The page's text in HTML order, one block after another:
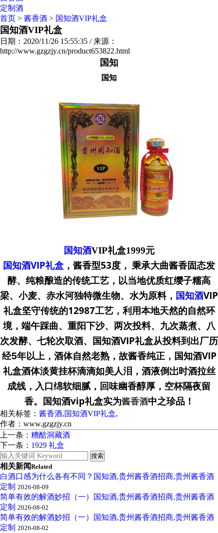
定制酒
首页 > 酱香酒 > 国知酒VIP礼盒
国知酒VIP礼盒
日期：2020/11/26 15:55:35 / 来源：
http://www.gzgzjy.cn/product653822.html
国知
国知
国知酒VIP礼盒1999元
国知酒VIP礼盒 ，酱香型53度， 秉承大曲酱香固态发
酵、纯粮酿造的传统工艺，以当地优质红缨子糯高
梁、小麦、赤水河独特微生物、水为原料， 国知酒VIP
礼盒坚守传统的12987工艺，利用本地天然的自然环
境，端午踩曲、重阳下沙、两次投料、九次蒸煮、八
次发酵、七轮次取酒、 国知酒VIP礼盒从投料到出厂历
经5年以上，酒体自然老熟，故酱香纯正， 国知酒VIP
礼盒酒体淡黄挂杯滴滴如美人泪，酒液倒岀时酒拉丝
成线，入口绵软细腻，回味幽香醇厚， 空杯隔夜留
香。 国知酒vip礼盒实为酱香酒中之珍品！
相关标签： 酱香酒,国知酒VIP礼盒,
作者：www.gzgzjy.cn
上一条： 糟醅洞藏酒
下一条： 1929 礼盒
相关新闻Related
白酒口感为什么各有不同？国知酒,贵州酱香酒招商,贵州酱香酒
定制 2026-08-09
简单有效的解酒妙招（一）国知酒,贵州酱香酒招商,贵州酱香酒
定制 2026-08-02
简单有效的解酒妙招（一）国知酒,贵州酱香酒招商,贵州酱香酒
定制 2026-08-02